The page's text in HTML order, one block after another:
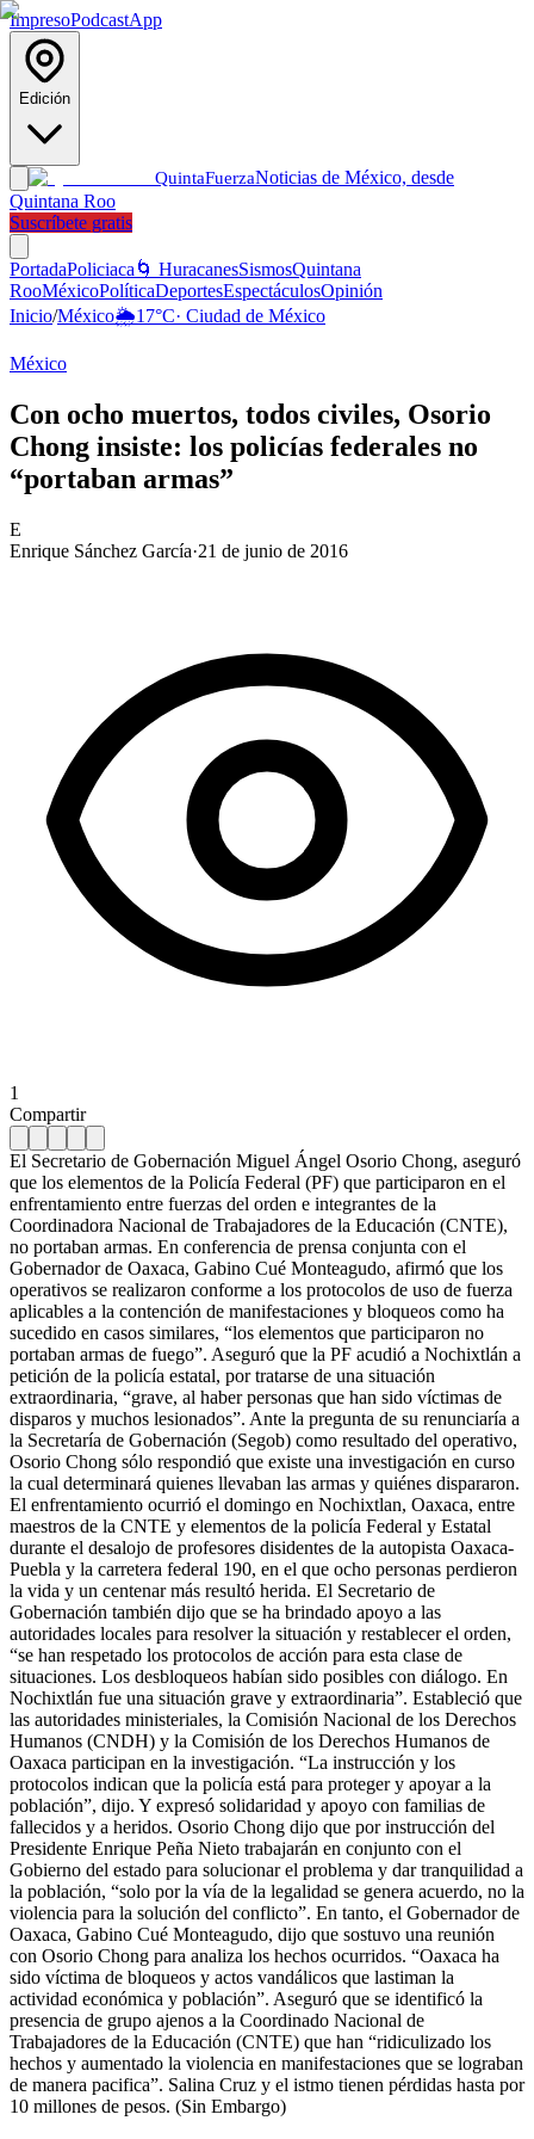
ImpresoPodcastApp
Edición
QuintaFuerzaNoticias de México, desde
Quintana Roo
Suscríbete gratis
PortadaPoliciaca 🌀 HuracanesSismosQuintana
RooMéxicoPolíticaDeportesEspectáculosOpinión
Inicio/México🌦️17°C· Ciudad de México
México
Con ocho muertos, todos civiles, Osorio
Chong insiste: los policías federales no
“portaban armas”
E
Enrique Sánchez García·21 de junio de 2016
1
Compartir
El Secretario de Gobernación Miguel Ángel Osorio Chong, aseguró
que los elementos de la Policía Federal (PF) que participaron en el
enfrentamiento entre fuerzas del orden e integrantes de la
Coordinadora Nacional de Trabajadores de la Educación (CNTE),
no portaban armas. En conferencia de prensa conjunta con el
Gobernador de Oaxaca, Gabino Cué Monteagudo, afirmó que los
operativos se realizaron conforme a los protocolos de uso de fuerza
aplicables a la contención de manifestaciones y bloqueos como ha
sucedido en casos similares, “los elementos que participaron no
portaban armas de fuego”. Aseguró que la PF acudió a Nochixtlán a
petición de la policía estatal, por tratarse de una situación
extraordinaria, “grave, al haber personas que han sido víctimas de
disparos y muchos lesionados”. Ante la pregunta de su renunciaría a
la Secretaría de Gobernación (Segob) como resultado del operativo,
Osorio Chong sólo respondió que existe una investigación en curso
la cual determinará quienes llevaban las armas y quiénes dispararon.
El enfrentamiento ocurrió el domingo en Nochixtlan, Oaxaca, entre
maestros de la CNTE y elementos de la policía Federal y Estatal
durante el desalojo de profesores disidentes de la autopista Oaxaca-
Puebla y la carretera federal 190, en el que ocho personas perdieron
la vida y un centenar más resultó herida. El Secretario de
Gobernación también dijo que se ha brindado apoyo a las
autoridades locales para resolver la situación y restablecer el orden,
“se han respetado los protocolos de acción para esta clase de
situaciones. Los desbloqueos habían sido posibles con diálogo. En
Nochixtlán fue una situación grave y extraordinaria”. Estableció que
las autoridades ministeriales, la Comisión Nacional de los Derechos
Humanos (CNDH) y la Comisión de los Derechos Humanos de
Oaxaca participan en la investigación. “La instrucción y los
protocolos indican que la policía está para proteger y apoyar a la
población”, dijo. Y expresó solidaridad y apoyo con familias de
fallecidos y a heridos. Osorio Chong dijo que por instrucción del
Presidente Enrique Peña Nieto trabajarán en conjunto con el
Gobierno del estado para solucionar el problema y dar tranquilidad a
la población, “solo por la vía de la legalidad se genera acuerdo, no la
violencia para la solución del conflicto”. En tanto, el Gobernador de
Oaxaca, Gabino Cué Monteagudo, dijo que sostuvo una reunión
con Osorio Chong para analiza los hechos ocurridos. “Oaxaca ha
sido víctima de bloqueos y actos vandálicos que lastiman la
actividad económica y población”. Aseguró que se identificó la
presencia de grupo ajenos a la Coordinado Nacional de
Trabajadores de la Educación (CNTE) que han “ridiculizado los
hechos y aumentado la violencia en manifestaciones que se lograban
de manera pacifica”. Salina Cruz y el istmo tienen pérdidas hasta por
10 millones de pesos. (Sin Embargo)